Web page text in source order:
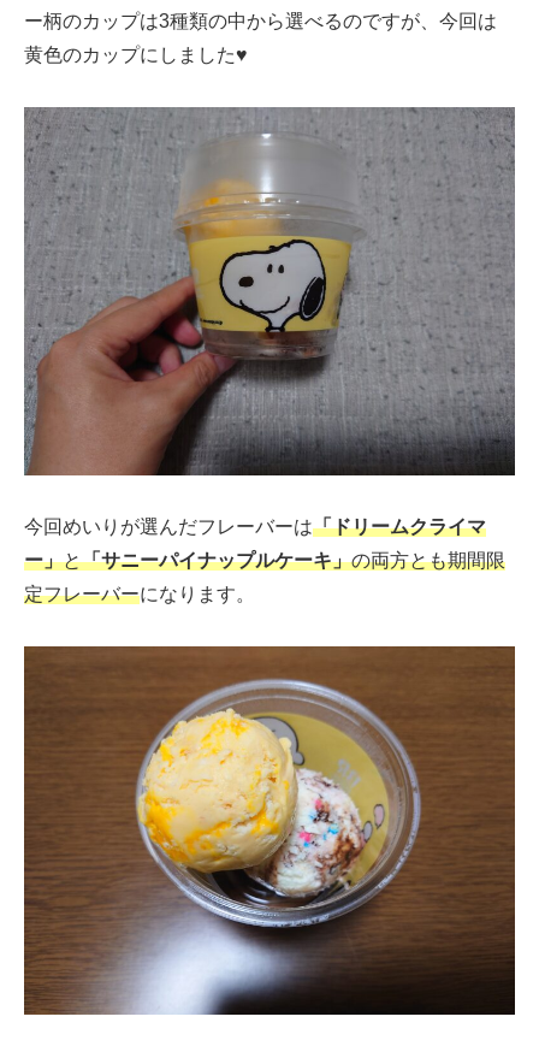
ー柄のカップは3種類の中から選べるのですが、今回は
黄色のカップにしました♥
今回めいりが選んだフレーバーは「ドリームクライマ
ー」と「サニーパイナップルケーキ」の両方とも期間限
定フレーバーになります。